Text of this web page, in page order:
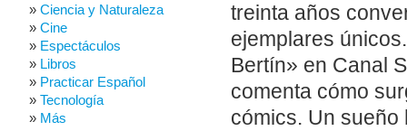
treinta años
ejemplares
Bertín» en Canal
comenta cómo
cómics. Un sueño
Ciencia y Naturaleza
Cine
Espectáculos
Libros
Practicar Español
Tecnología
Más